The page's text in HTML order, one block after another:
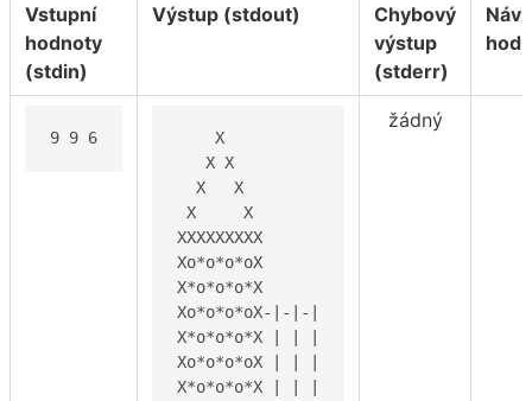
Vstupní
hodnoty
(stdin)
Výstup (stdout)
Chybový
výstup
(stderr)
9 9 6
    X
   X X
  X   X
X     X
XXXXXXXXX
Xo*o*o*oX
X*o*o*o*X
Xo*o*o*oX-|-|-|
X*o*o*o*X | | |
Xo*o*o*oX | | |
X*o*o*o*X | | |
žádný